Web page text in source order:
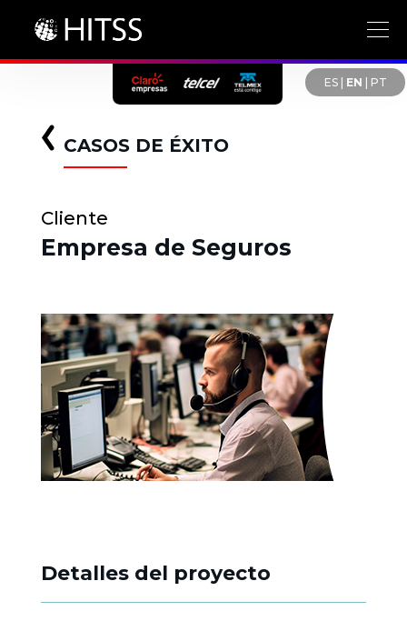
ES| EN PT
CASOS DE ÉXITO
Cliente
Empresa de Seguros
Detalles del proyecto